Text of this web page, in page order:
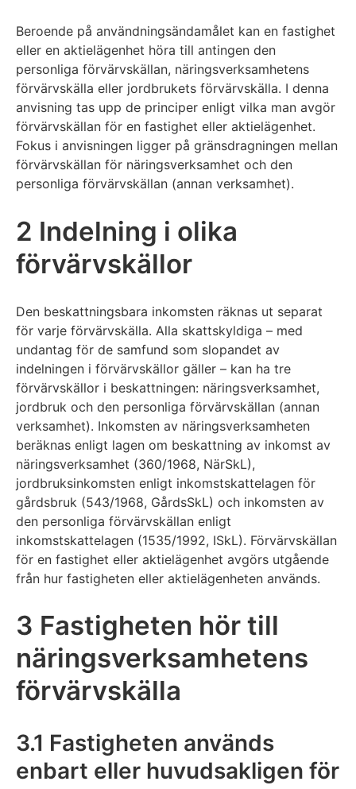
Beroende på användningsändamålet kan en fastighet
eller en aktielägenhet höra till antingen den
personliga förvärvskällan, näringsverksamhetens
förvärvskälla eller jordbrukets förvärvskälla. I denna
anvisning tas upp de principer enligt vilka man avgör
förvärvskällan för en fastighet eller aktielägenhet.
Fokus i anvisningen ligger på gränsdragningen mellan
förvärvskällan för näringsverksamhet och den
personliga förvärvskällan (annan verksamhet).
2 Indelning i olika
förvärvskällor
Den beskattningsbara inkomsten räknas ut separat
för varje förvärvskälla. Alla skattskyldiga – med
undantag för de samfund som slopandet av
indelningen i förvärvskällor gäller – kan ha tre
förvärvskällor i beskattningen: näringsverksamhet,
jordbruk och den personliga förvärvskällan (annan
verksamhet). Inkomsten av näringsverksamheten
beräknas enligt lagen om beskattning av inkomst av
näringsverksamhet (360/1968, NärSkL),
jordbruksinkomsten enligt inkomstskattelagen för
gårdsbruk (543/1968, GårdsSkL) och inkomsten av
den personliga förvärvskällan enligt
inkomstskattelagen (1535/1992, ISkL). Förvärvskällan
för en fastighet eller aktielägenhet avgörs utgående
från hur fastigheten eller aktielägenheten används.
3 Fastigheten hör till
näringsverksamhetens
förvärvskälla
3.1 Fastigheten används
enbart eller huvudsakligen för